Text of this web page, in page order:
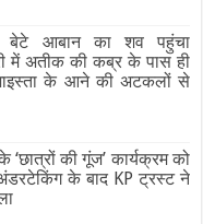
आबान का शव पहुंचा
में अतीक की कब्र के पास ही
के आने की अटकलों से
‘छात्रों की गूंज’ कार्यक्रम को
के बाद KP ट्रस्ट ने